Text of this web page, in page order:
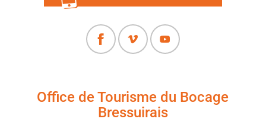
Office de Tourisme du Bocage
Bressuirais